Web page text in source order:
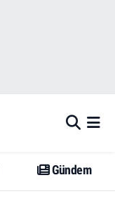
Gündem